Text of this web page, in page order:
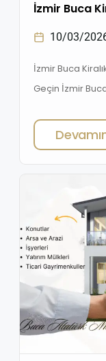
İzmir Buca
10/03/
İzmir Buca
Geçin İzmir
doğru evi
Daire Rehberi –
kiralık daire
biri olan Buca,